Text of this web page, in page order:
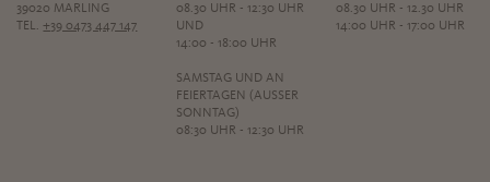
39020 MARLING
TEL.+39 0473 447 147
08.30 UHR - 12:30 UHR
UND
14:00 - 18:00 UHR
SAMSTAG UND AN
FEIERTAGEN (AUSSER S
ONNTAG)
08:30 UHR - 12:30 UHR
08.30 UHR - 12.30 UHR
14:00 UHR - 17:00 UHR